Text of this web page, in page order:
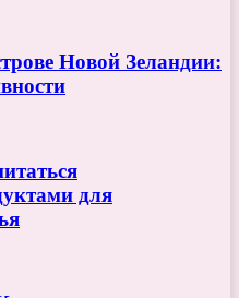
Новой Зеландии:
для